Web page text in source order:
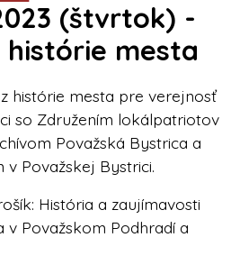
(štvrtok) -
histórie mesta
histórie mesta pre verejnosť
so Združením lokálpatriotov
Považská Bystrica a
Považskej Bystrici.
História a zaujímavosti
Považskom Podhradí a